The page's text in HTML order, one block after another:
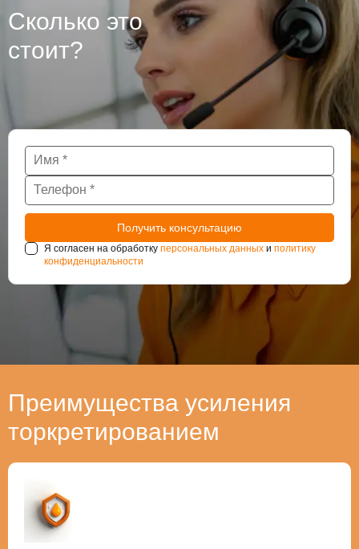
Сколько это
стоит?
Я согласен на обработку персональных данных и политику
конфиденциальности
Преимущества усиления
торкретированием